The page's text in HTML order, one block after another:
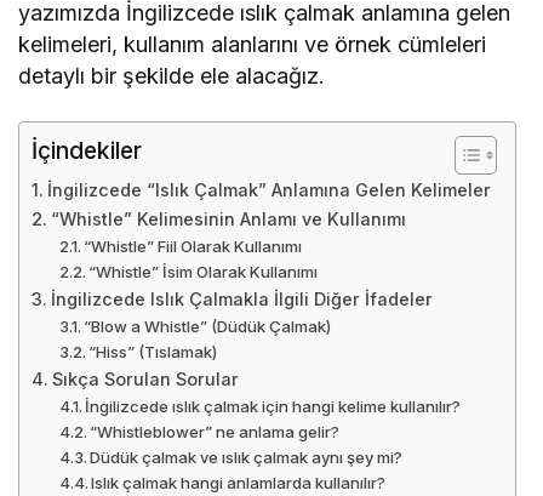
yazımızda İngilizcede ıslık çalmak anlamına gelen
kelimeleri, kullanım alanlarını ve örnek cümleleri
detaylı bir şekilde ele alacağız.
İçindekiler
İngilizcede “Islık Çalmak” Anlamına Gelen Kelimeler
“Whistle” Kelimesinin Anlamı ve Kullanımı
“Whistle” Fiil Olarak Kullanımı
“Whistle” İsim Olarak Kullanımı
İngilizcede Islık Çalmakla İlgili Diğer İfadeler
“Blow a Whistle” (Düdük Çalmak)
“Hiss” (Tıslamak)
Sıkça Sorulan Sorular
İngilizcede ıslık çalmak için hangi kelime kullanılır?
“Whistleblower” ne anlama gelir?
Düdük çalmak ve ıslık çalmak aynı şey mi?
Islık çalmak hangi anlamlarda kullanılır?